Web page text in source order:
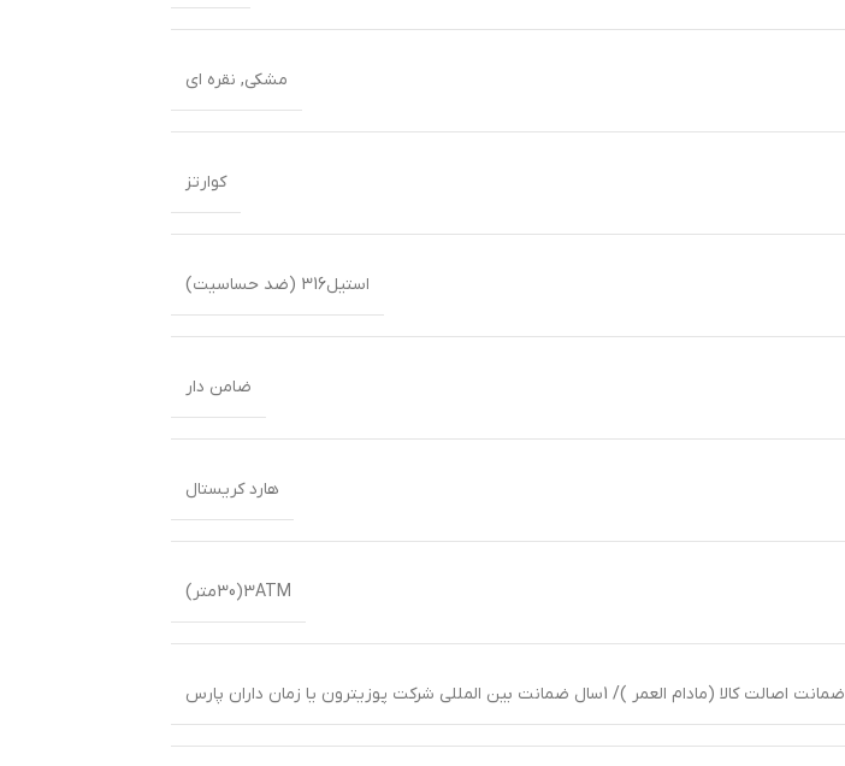
مشکی, نقره ای
کوارتز
استیل316 (ضد حساسیت)
ضامن دار
هارد کریستال
3ATM(30متر)
ضمانت اصالت کالا (مادام العمر )/ 1سال ضمانت بین المللی شرکت پوزیترون یا زمان داران پارس